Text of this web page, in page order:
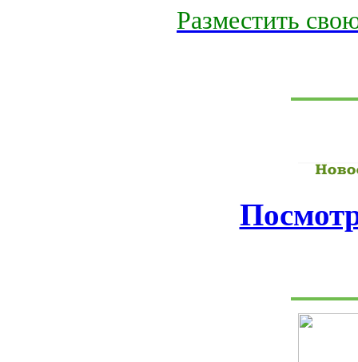
Разместить